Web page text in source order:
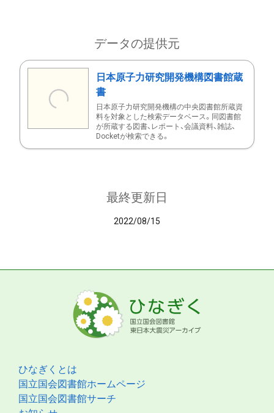
データの提供元
日本原子力研究開発機構図書館蔵
書
日本原子力研究開発機構の中央図書館所蔵資
料を対象とした検索データベース。同図書館
が所蔵する図書、レポート、会議資料、雑誌、
Docketが検索できる。
最終更新日
2022/08/15
ひなぎくとは
国立国会図書館ホームページ
国立国会図書館サーチ